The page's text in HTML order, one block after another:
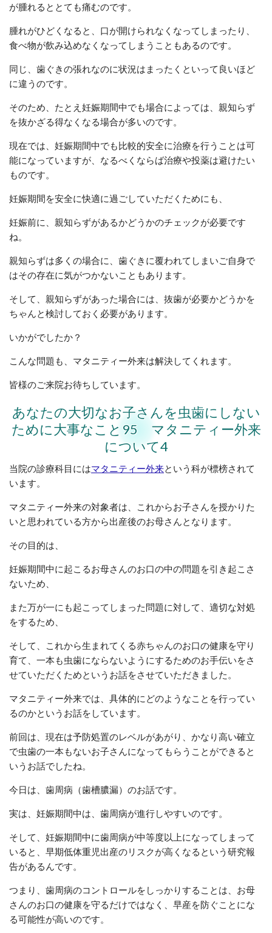
が腫れるととても痛むのです。
腫れがひどくなると、口が開けられなくなってしまったり、
食べ物が飲み込めなくなってしまうこともあるのです。
同じ、歯ぐきの張れなのに状況はまったくといって良いほど
に違うのです。
そのため、たとえ妊娠期間中でも場合によっては、親知らず
を抜かざる得なくなる場合が多いのです。
現在では、妊娠期間中でも比較的安全に治療を行うことは可
能になっていますが、なるべくならば治療や投薬は避けたい
ものです。
妊娠期間を安全に快適に過ごしていただくためにも、
妊娠前に、親知らずがあるかどうかのチェックが必要です
ね。
親知らずは多くの場合に、歯ぐきに覆われてしまいご自身で
はその存在に気がつかないこともあります。
そして、親知らずがあった場合には、抜歯が必要かどうかを
ちゃんと検討しておく必要があります。
いかがでしたか？
こんな問題も、マタニティー外来は解決してくれます。
皆様のご来院お待ちしています。
あなたの大切なお子さんを虫歯にしない
ために大事なこと95 マタニティー外来
について4
当院の診療科目にはマタニティー外来という科が標榜されて
います。
マタニティー外来の対象者は、これからお子さんを授かりた
いと思われている方から出産後のお母さんとなります。
その目的は、
妊娠期間中に起こるお母さんのお口の中の問題を引き起こさ
ないため、
また万が一にも起こってしまった問題に対して、適切な対処
をするため、
そして、これから生まれてくる赤ちゃんのお口の健康を守り
育て、一本も虫歯にならないようにするためのお手伝いをさ
せていただくためというお話をさせていただきました。
マタニティー外来では、具体的にどのようなことを行ってい
るのかというお話をしています。
前回は、現在は予防処置のレベルがあがり、かなり高い確立
で虫歯の一本もないお子さんになってもらうことができると
いうお話でしたね。
今日は、歯周病（歯槽膿漏）のお話です。
実は、妊娠期間中は、歯周病が進行しやすいのです。
そして、妊娠期間中に歯周病が中等度以上になってしまって
いると、早期低体重児出産のリスクが高くなるという研究報
告があるんです。
つまり、歯周病のコントロールをしっかりすることは、お母
さんのお口の健康を守るだけではなく、早産を防ぐことにな
る可能性が高いのです。